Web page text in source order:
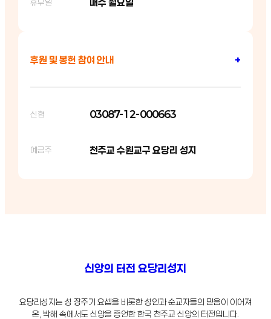
휴무일 매주 월요일
후원 및 봉헌 참여 안내 +
신협 03087-12-000663
예금주 천주교 수원교구 요당리 성지
신앙의 터전 요당리성지
요당리성지는 성 장주기 요셉을 비롯한 성인과 순교자들의 믿음이 이어져
온, 박해 속에서도 신앙을 증언한 한국 천주교 신앙의 터전입니다.